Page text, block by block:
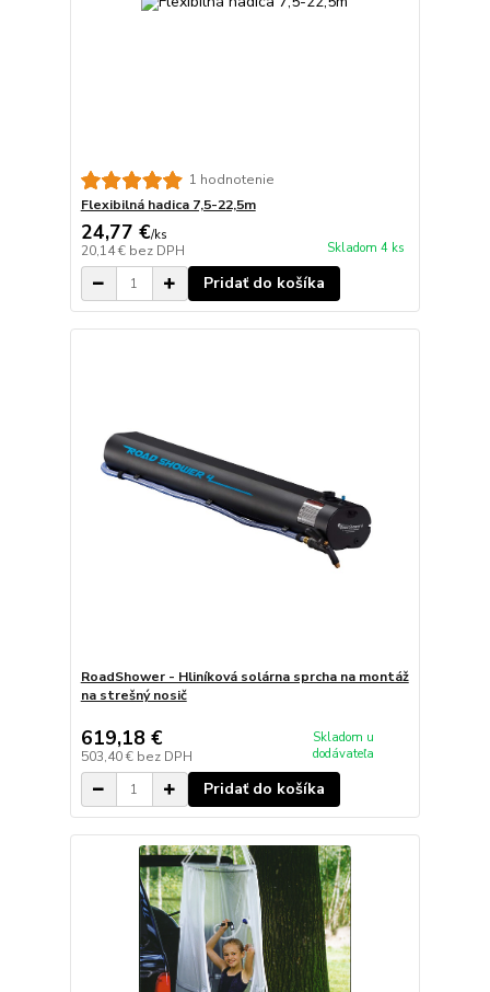
1 hodnotenie
Flexibilná hadica 7,5-22,5m
24,77 €/ks
20,14 € bez DPH Skladom 4 ks
Pridať do košíka
RoadShower - Hliníková solárna sprcha na montáž
na strešný nosič
619,18 €
503,40 € bez DPH
Skladom u
dodávateľa
Pridať do košíka